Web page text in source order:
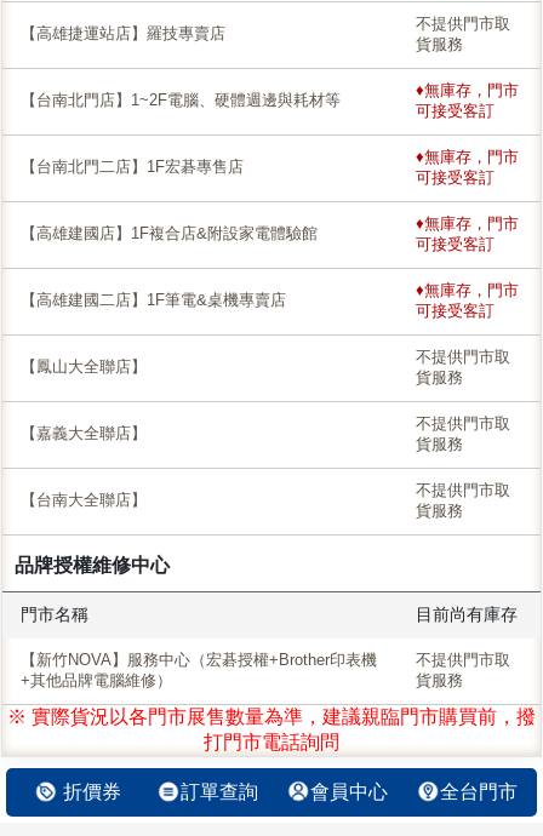
【高雄捷運站店】羅技專賣店
不提供門市取
貨服務
【台南北門店】1~2F電腦、硬體週邊與耗材等
♦無庫存，門市
可接受客訂
【台南北門二店】1F宏碁專售店
♦無庫存，門市
可接受客訂
【高雄建國店】1F複合店&附設家電體驗館
♦無庫存，門市
可接受客訂
【高雄建國二店】1F筆電&桌機專賣店
♦無庫存，門市
可接受客訂
【鳳山大全聯店】
不提供門市取
貨服務
【嘉義大全聯店】
不提供門市取
貨服務
【台南大全聯店】
不提供門市取
貨服務
品牌授權維修中心
門市名稱 目前尚有庫存
【新竹NOVA】服務中心（宏碁授權+Brother印表機
+其他品牌電腦維修）
不提供門市取
貨服務
※ 實際貨況以各門市展售數量為準，建議親臨門市購買前，撥
打門市電話詢問
折價券 訂單查詢 會員中心 全台門市